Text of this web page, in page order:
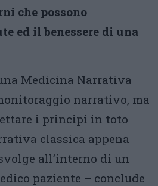
che possono
ed il benessere di una
Medicina Narrativa
narrativo, ma
i principi in toto
classica appena
all’interno di un
paziente – conclude